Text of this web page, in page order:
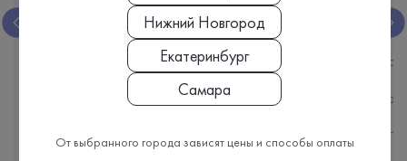
Моча разовая
Срок исполнения: 3 дня
8 510 ₽
Нижний Новгород
Екатеринбург
Самара
От выбранного города зависят цены и способы оплаты